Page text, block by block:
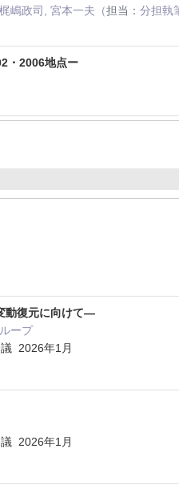
嶋政司, 宮本一夫（担当： 分担執
・2006地点ー
動復元に向けて―
ープ
2026年1月
2026年1月